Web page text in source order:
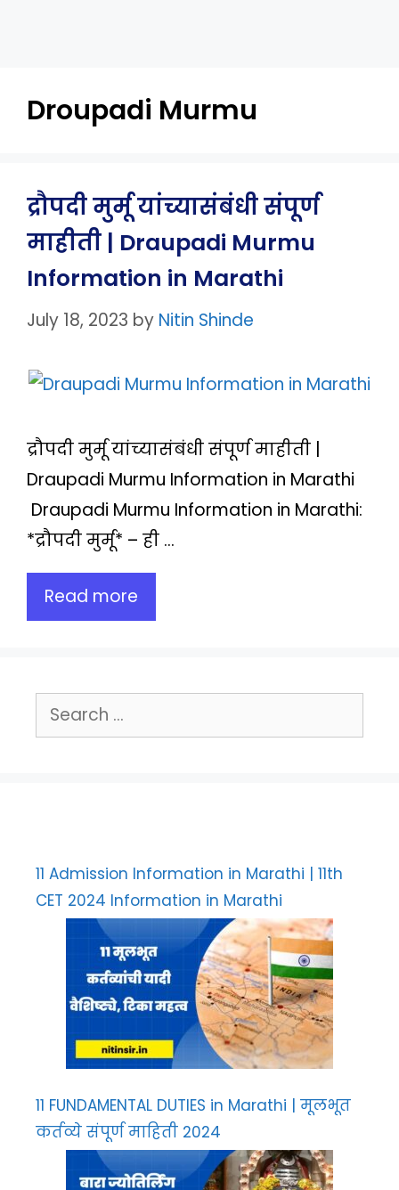
Droupadi Murmu
द्रौपदी मुर्मू यांच्यासंबंधी संपूर्ण
माहीती | Draupadi Murmu
Information in Marathi
July 18, 2023 by Nitin Shinde
द्रौपदी मुर्मू यांच्यासंबंधी संपूर्ण माहीती |
Draupadi Murmu Information in Marathi
Draupadi Murmu Information in Marathi:
*द्रौपदी मुर्मू* – ही …
Read more
Search
for:
11 Admission Information in Marathi | 11th
CET 2024 Information in Marathi
11 FUNDAMENTAL DUTIES in Marathi | मूलभूत
कर्तव्ये संपूर्ण माहिती 2024